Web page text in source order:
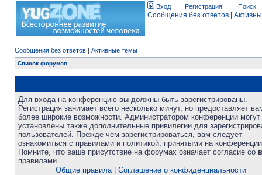
Вход Регистрация Поиск
Сообщения без ответов
Сообщения без ответов | Активные темы
Список форумов
Для входа на конференцию вы должны быть зарегистрированы.
Регистрация занимает всего несколько минут, но предоставляет
более широкие возможности. Администратором конференции
установлены также дополнительные привилегии для
пользователей. Прежде чем зарегистрироваться, вам следует
ознакомиться с правилами и политикой, принятыми на
Помните, что ваше присутствие на форумах означает согласие со
правилами.
Общие правила| Соглашение о конфиденциальности